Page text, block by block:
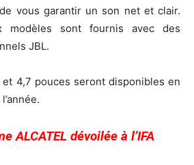
vous garantir un son net et clair.
modèles sont fournis avec des
JBL.
et 4,7 pouces seront disponibles en
ALCATEL dévoilée à l’IFA